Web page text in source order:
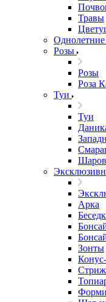
Травы
Розы
Розы
Роза
Туи
Туи
Арка
Зонты